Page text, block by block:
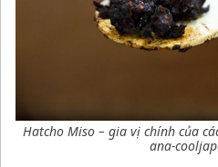
Hatcho Miso –gia vị chính của
ana-